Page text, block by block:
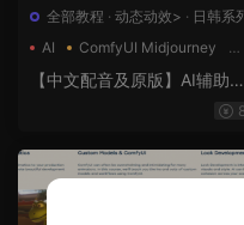
全部教程 · 动态动效> · 日韩系
AI
ComfyUI Midjourney
kling
【中文配音及原版】AI辅助3
D动画制作入门：Kling ×